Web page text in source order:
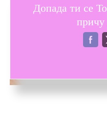
Допада ти се